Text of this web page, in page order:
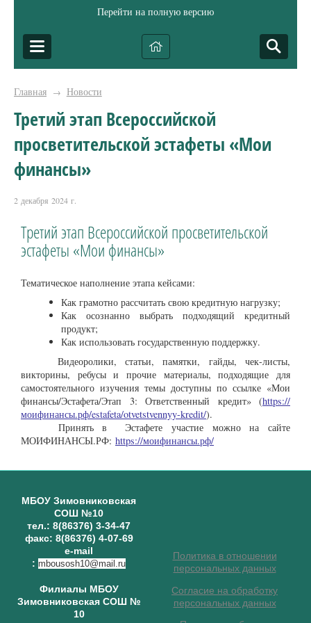
Перейти на полную версию
Главная → Новости
Третий этап Всероссийской
просветительской эстафеты «Мои
финансы»
2 декабря 2024 г.
Третий этап Всероссийской просветительской
эстафеты «Мои финансы»
Тематическое наполнение этапа кейсами:
Как грамотно рассчитать свою кредитную нагрузку;
Как осознанно выбрать подходящий кредитный
продукт;
Как использовать государственную поддержку.
Видеоролики, статьи, памятки, гайды, чек-листы,
викторины, ребусы и прочие материалы, подходящие для
самостоятельного изучения темы доступны по ссылке «Мои
финансы/Эстафета/Этап 3: Ответственный кредит» (https://
моифинансы.рф/estafeta/otvetstvennyy-kredit/).
Принять в Эстафете участие можно на сайте
МОИФИНАНСЫ.РФ: https://моифинансы.рф/
МБОУ Зимовниковская
СОШ №10
тел.: 8(86376) 3-34-47
факс: 8(86376) 4-07-69
e-mail
: mbousosh10@mail.ru
Филиалы МБОУ
Зимовниковская СОШ №
10
Политика в отношении
персональных данных
Согласие на обработку
персональных данных